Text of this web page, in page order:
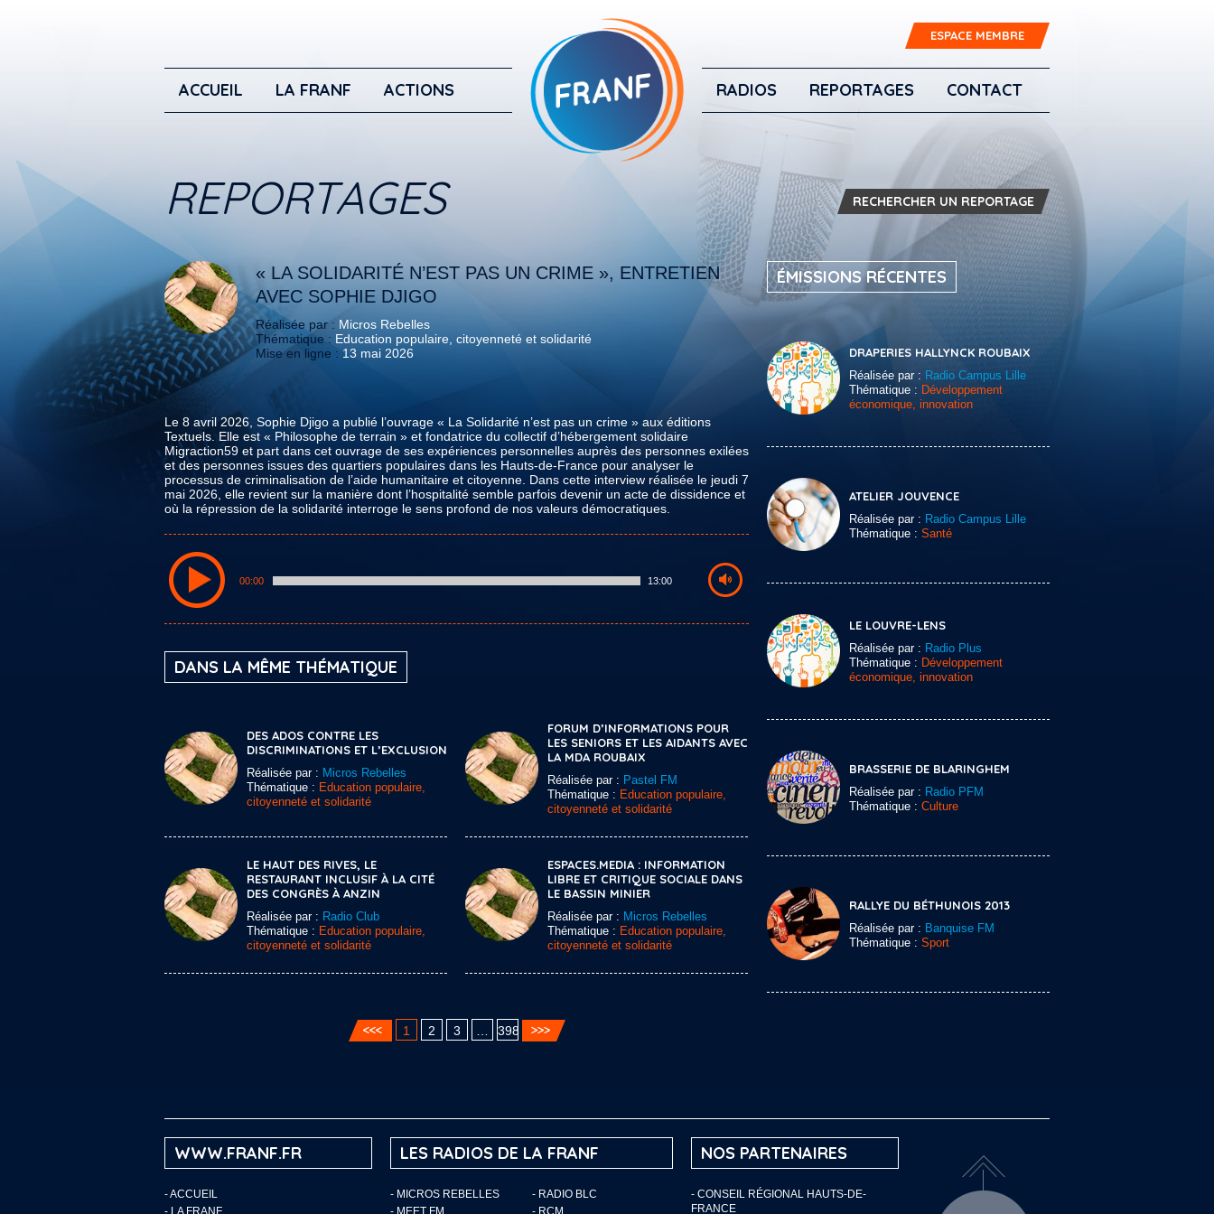
ESPACE MEMBRE
ACCUEIL LA FRANF ACTIONS RADIOS REPORTAGES CONTACT
REPORTAGES RECHERCHER UN REPORTAGE
« LA SOLIDARITÉ N’EST PAS UN CRIME », ENTRETIEN
AVEC SOPHIE DJIGO
Réalisée par : Micros Rebelles
Thématique : Education populaire, citoyenneté et solidarité
Mise en ligne : 13 mai 2026
Le 8 avril 2026, Sophie Djigo a publié l’ouvrage « La Solidarité n’est pas un crime » aux éditions
Textuels. Elle est « Philosophe de terrain » et fondatrice du collectif d’hébergement solidaire
Migraction59 et part dans cet ouvrage de ses expériences personnelles auprès des personnes exilées
et des personnes issues des quartiers populaires dans les Hauts-de-France pour analyser le
processus de criminalisation de l’aide humanitaire et citoyenne. Dans cette interview réalisée le jeudi 7
mai 2026, elle revient sur la manière dont l’hospitalité semble parfois devenir un acte de dissidence et
où la répression de la solidarité interroge le sens profond de nos valeurs démocratiques.
00:00 13:00
DANS LA MÊME THÉMATIQUE
DES ADOS CONTRE LES
DISCRIMINATIONS ET L’EXCLUSION
Réalisée par : Micros Rebelles
Thématique : Education populaire,
citoyenneté et solidarité
FORUM D’INFORMATIONS POUR
LES SENIORS ET LES AIDANTS AVEC
LA MDA ROUBAIX
Réalisée par : Pastel FM
Thématique : Education populaire,
citoyenneté et solidarité
LE HAUT DES RIVES, LE
RESTAURANT INCLUSIF À LA CITÉ
DES CONGRÈS À ANZIN
Réalisée par : Radio Club
Thématique : Education populaire,
citoyenneté et solidarité
ESPACES.MEDIA : INFORMATION
LIBRE ET CRITIQUE SOCIALE DANS
LE BASSIN MINIER
Réalisée par : Micros Rebelles
Thématique : Education populaire,
citoyenneté et solidarité
1 2 3 398
ÉMISSIONS RÉCENTES
DRAPERIES HALLYNCK ROUBAIX
Réalisée par : Radio Campus Lille
Thématique : Développement
économique, innovation
ATELIER JOUVENCE
Réalisée par : Radio Campus Lille
Thématique : Santé
LE LOUVRE-LENS
Réalisée par : Radio Plus
Thématique : Développement
économique, innovation
BRASSERIE DE BLARINGHEM
Réalisée par : Radio PFM
Thématique : Culture
RALLYE DU BÉTHUNOIS 2013
Réalisée par : Banquise FM
Thématique : Sport
WWW.FRANF.FR
-ACCUEIL
-
LA FRANF
LES RADIOS DE LA FRANF
- MICROS REBELLES
- RADIO BLC
- MEET FM
- RCM
NOS PARTENAIRES
- CONSEIL RÉGIONAL HAUTS-DE-
FRANCE